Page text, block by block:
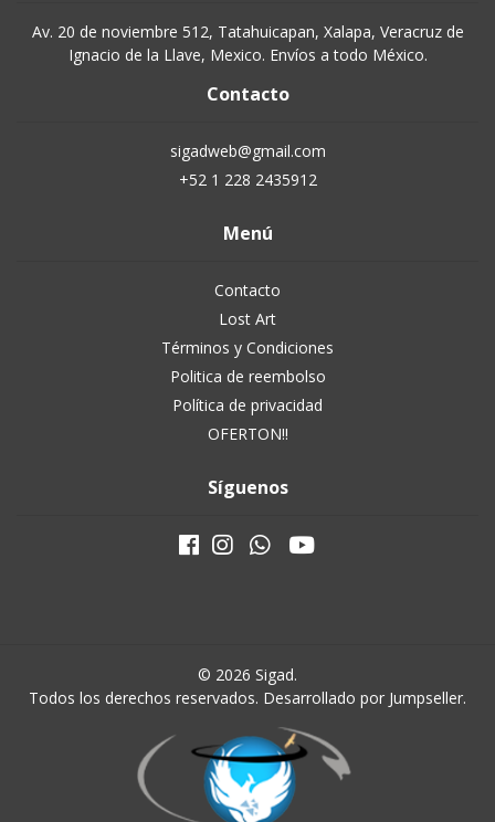
Av. 20 de noviembre 512, Tatahuicapan, Xalapa, Veracruz de
Ignacio de la Llave, Mexico. Envíos a todo México.
Contacto
sigadweb@gmail.com
+52 1 228 2435912
Menú
Contacto
Lost Art
Términos y Condiciones
Politica de reembolso
Política de privacidad
OFERTON!!
Síguenos
© 2026 Sigad.
Todos los derechos reservados. Desarrollado por Jumpseller.